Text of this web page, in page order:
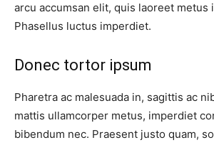
arcu accumsan elit, quis laoreet metus
Phasellus luctus imperdiet.
Donec tortor ipsum
Pharetra ac malesuada in, sagittis ac
mattis ullamcorper metus, imperdiet
bibendum nec. Praesent justo quam,